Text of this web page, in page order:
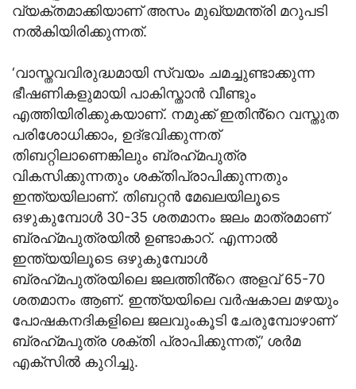
വ്യക്തമാക്കിയാണ് അസം മുഖ്യമന്ത്രി മറുപടി
നല്‍കിയിരിക്കുന്നത്.
‘വാസ്തവവിരുദ്ധമായി സ്വയം ചമച്ചുണ്ടാക്കുന്ന
ഭീഷണികളുമായി പാകിസ്താന്‍ വീണ്ടും
എത്തിയിരിക്കുകയാണ്. നമുക്ക് ഇതിൻ്റെ വസ്തുത
പരിശോധിക്കാം, ഉദ്ഭവിക്കുന്നത്
തിബറ്റിലാണെങ്കിലും ബ്രഹ്‌മപുത്ര
വികസിക്കുന്നതും ശക്തിപ്രാപിക്കുന്നതും
ഇന്ത്യയിലാണ്. തിബറ്റന്‍ മേഖലയിലൂടെ
ഒഴുകുമ്പോള്‍ 30-35 ശതമാനം ജലം മാത്രമാണ്
ബ്രഹ്‌മപുത്രയില്‍ ഉണ്ടാകാറ്. എന്നാല്‍
ഇന്ത്യയിലൂടെ ഒഴുകുമ്പോള്‍
ബ്രഹ്‌മപുത്രയിലെ ജലത്തിൻ്റെ അളവ് 65-70
ശതമാനം ആണ്. ഇന്ത്യയിലെ വർഷകാല മഴയും
പോഷകനദികളിലെ ജലവുംകൂടി ചേരുമ്പോഴാണ്
ബ്രഹ്‌മപുത്ര ശക്തി പ്രാപിക്കുന്നത്,’ ശര്‍മ
എക്‌സില്‍ കുറിച്ചു.